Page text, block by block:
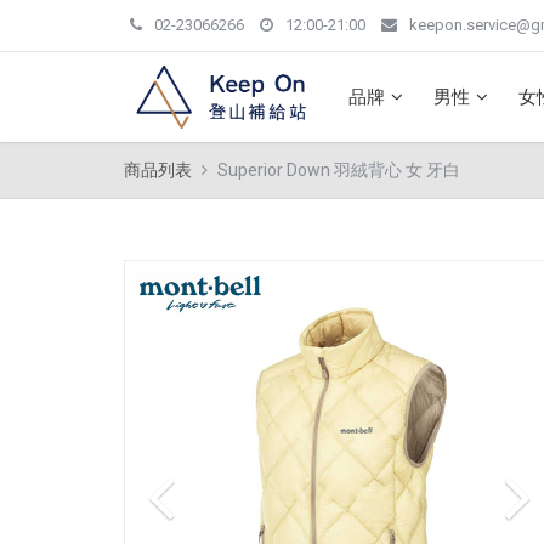
02-23066266 12:00-21:00
品牌 男性 女
商品列表 Superior Down 羽絨背心 女 牙白